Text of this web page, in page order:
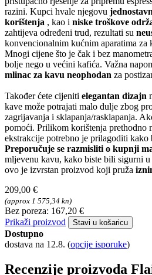
razini. Kupci hvale njegovu
korištenja , kao i niske troškove
zahtijeva određeni trud, rezultati su
konvencionalnim kućnim aparatima za
Mnogi cijene što je čak i bez
bolje nego u većini kafića. Važna
mlinac za kavu neophodan za
Također ćete cijeniti elegantan dizajn
kave može potrajati malo dulje zbog
zagrijavanja i sklapanja/rasklapanja.
pomoći. Prilikom korištenja prethodno
ekstrakcije potrebno je prilagoditi kako
Preporučuje se razmisliti o kupnji
mljevenu kavu, kako biste bili sigurni
ovo je izvrstan proizvod koji pruža
209,00 €
(approx 1 575,34 kn)
Bez poreza: 167,20 €
Prikaži proizvod
Stavi u košaricu
Dostupno
dostava na 12.8. (opcije isporuke)
Recenzije proizvoda